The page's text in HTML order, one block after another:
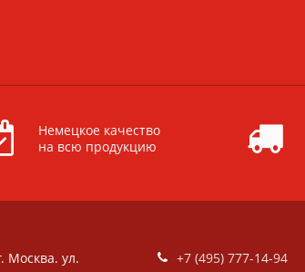
Немецкое качество
на всю продукцию
Москва. ул. +7 (495) 777-14-94